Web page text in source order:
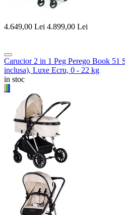
4.649,00 Lei 4.899,00 Lei
Carucior 2 in 1 Peg Perego Book 51
inclusa), Luxe Ecru, 0 - 22 kg
in stoc